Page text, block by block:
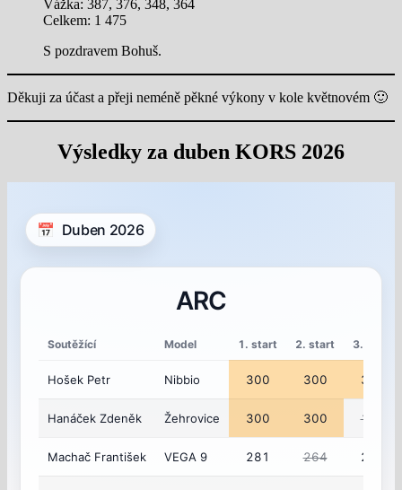
Vážka: 387, 376, 348, 364
Celkem: 1 475
S pozdravem Bohuš.
Děkuji za účast a přeji neméně pěkné výkony v kole květnovém 🙂
Výsledky za duben KORS 2026